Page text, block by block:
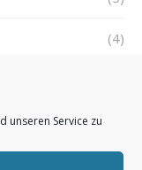
unseren Service zu
(4)
(5)